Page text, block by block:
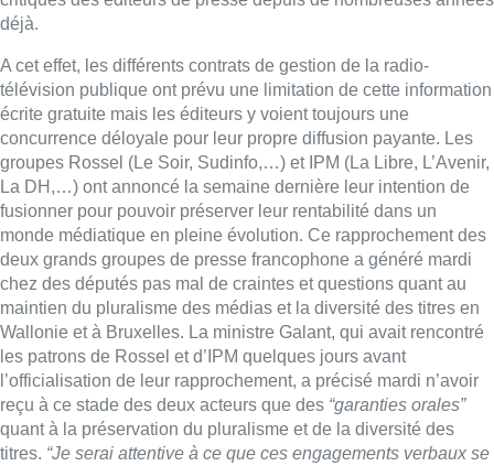
déjà.
A cet effet, les différents contrats de gestion de la radio-
télévision publique ont prévu une limitation de cette information
écrite gratuite mais les éditeurs y voient toujours une
concurrence déloyale pour leur propre diffusion payante. Les
groupes Rossel (Le Soir, Sudinfo,…) et IPM (La Libre, L’Avenir,
La DH,…) ont annoncé la semaine dernière leur intention de
fusionner pour pouvoir préserver leur rentabilité dans un
monde médiatique en pleine évolution. Ce rapprochement des
deux grands groupes de presse francophone a généré mardi
chez des députés pas mal de craintes et questions quant au
maintien du pluralisme des médias et la diversité des titres en
Wallonie et à Bruxelles. La ministre Galant, qui avait rencontré
les patrons de Rossel et d’IPM quelques jours avant
l’officialisation de leur rapprochement, a précisé mardi n’avoir
reçu à ce stade des deux acteurs que des “garanties orales”
quant à la préservation du pluralisme et de la diversité des
titres. “Je serai attentive à ce que ces engagements verbaux se